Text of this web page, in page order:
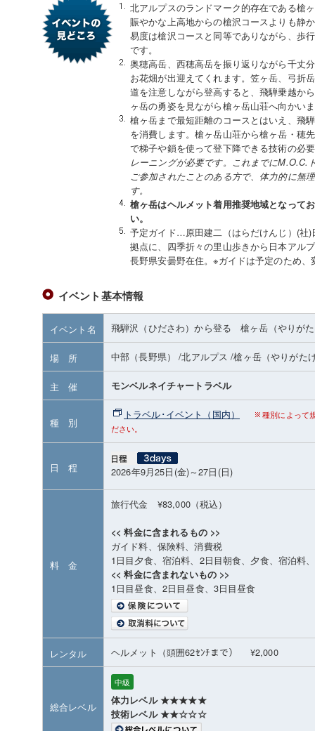
北アルプスのランドマーク的存在である槍
賑やかな上高地からの槍沢コースよりも静
易度は槍沢コースと同等でありながら、歩
です。
奥穂高岳、西穂高岳を振り返りながら千丈
お花畑が出迎えてくれます。笠ヶ岳、弓折
道を注意しながら登高すると、飛騨乗越か
ヶ岳の勇姿を見ながら槍ヶ岳山荘へ向かい
槍ヶ岳まで最短距離のコースとはいえ、飛
を消費します。槍ヶ岳山荘から槍ヶ岳・穂
で梯子や鎖を使って登下降できる技術の必
レーニングが必要です。これまでにM.O.C.
ご参加されたことのある方で、体力的に無
す。
槍ヶ岳はヘルメット着用推奨地域となって
い。
予定ガイド…原田建二（はらだけんじ）(社
拠点に、四季折々の里山歩きから日本アル
長野県安曇野在住。※ガイドは予定のため
イベント基本情報
イベント名 飛騨沢（ひださわ）から登る 槍ヶ岳（やりが
場 所 中部（長野県） /北アルプス /槍ヶ岳（やりがた
主 催 モンベルネイチャートラベル
種 別
トラベル･イベント（国内）
種別によって
ださい。
日 程 2026年9月25日(金)～27日(日)
料 金
旅行代金 ¥83,000（税込）
<< 料金に含まれるもの >>
ガイド料、保険料、消費税
1日目夕食、宿泊料、2日目朝食、夕食、宿泊料
<< 料金に含まれないもの >>
1日目昼食、2日目昼食、3日目昼食
レンタル ヘルメット（頭囲62ｾﾝﾁまで） ¥2,000
総合レベル
中級
体力レベル ★★★★★
技術レベル ★★☆☆☆